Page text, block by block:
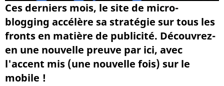
Ces derniers mois, le site de micro-
blogging accélère sa stratégie sur tous les
fronts en matière de publicité. Découvrez-
en une nouvelle preuve par ici, avec
l'accent mis (une nouvelle fois) sur le
mobile !